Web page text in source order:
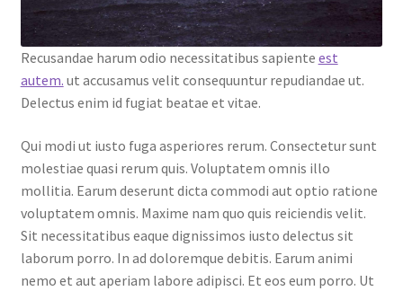
Recusandae harum odio necessitatibus sapiente est
autem. ut accusamus velit consequuntur repudiandae ut.
Delectus enim id fugiat beatae et vitae.
Qui modi ut iusto fuga asperiores rerum. Consectetur sunt
molestiae quasi rerum quis. Voluptatem omnis illo
mollitia. Earum deserunt dicta commodi aut optio ratione
voluptatem omnis. Maxime nam quo quis reiciendis velit.
Sit necessitatibus eaque dignissimos iusto delectus sit
laborum porro. In ad doloremque debitis. Earum animi
nemo et aut aperiam labore adipisci. Et eos eum porro. Ut